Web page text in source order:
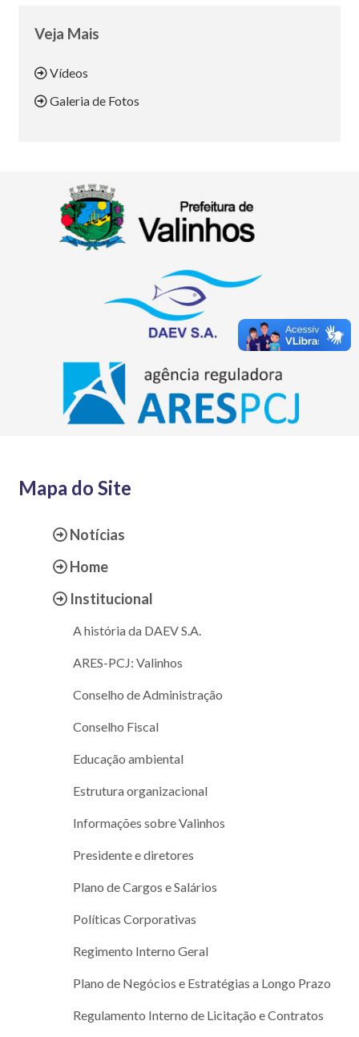
Veja Mais
Vídeos
Galeria de Fotos
Mapa do Site
Notícias
Home
Institucional
A história da DAEV S.A.
ARES-PCJ: Valinhos
Conselho de Administração
Conselho Fiscal
Educação ambiental
Estrutura organizacional
Informações sobre Valinhos
Presidente e diretores
Plano de Cargos e Salários
Políticas Corporativas
Regimento Interno Geral
Plano de Negócios e Estratégias a Longo Prazo
Regulamento Interno de Licitação e Contratos